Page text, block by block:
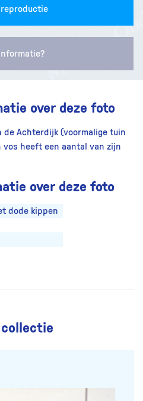
over deze foto
de Achterdijk (voormalige tuin
vos heeft een aantal van zijn
over deze foto
dode kippen
collectie